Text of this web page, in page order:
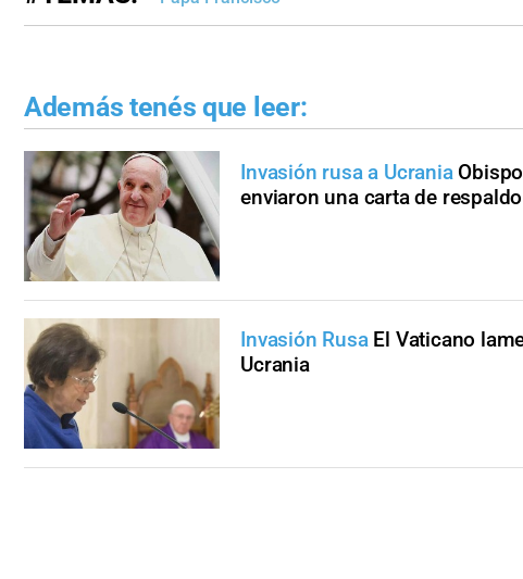
Además tenés que leer:
Invasión rusa a Ucrania
enviaron una carta de respaldo
Invasión Rusa El Vaticano
Ucrania